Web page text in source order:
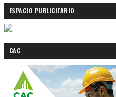
ESPACIO PUBLICITARIO
CAC